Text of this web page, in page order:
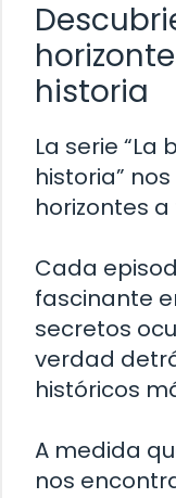
historia
La serie
historia”
horizontes
Cada
fascinante
secretos
verdad
históricos
A medida
nos